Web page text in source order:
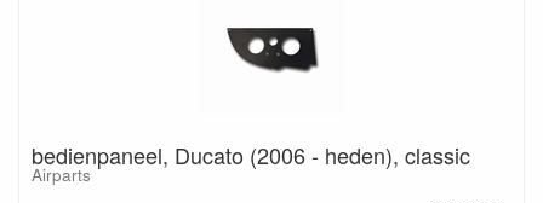
bedienpaneel, Ducato (2006 - heden), classic
Airparts